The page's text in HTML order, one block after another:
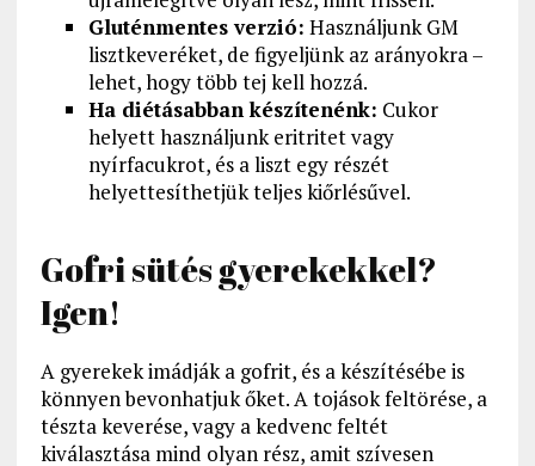
Gluténmentes verzió: Használjunk GM
lisztkeveréket, de figyeljünk az arányokra –
lehet, hogy több tej kell hozzá.
Ha diétásabban készítenénk: Cukor
helyett használjunk eritritet vagy
nyírfacukrot, és a liszt egy részét
helyettesíthetjük teljes kiőrlésűvel.
Gofri sütés gyerekekkel?
Igen!
A gyerekek imádják a gofrit, és a készítésébe is
könnyen bevonhatjuk őket. A tojások feltörése, a
tészta keverése, vagy a kedvenc feltét
kiválasztása mind olyan rész, amit szívesen